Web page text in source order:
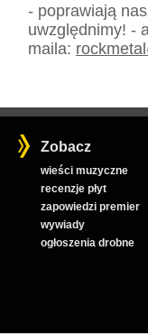
- poprawiają
uwzględnimy! -
maila: rockmetal
Zobacz
wieści muzyczne
recenzje płyt
zapowiedzi premier
wywiady
ogłoszenia drobne